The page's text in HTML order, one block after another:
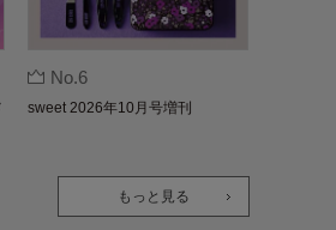
No.6
sweet 2026年10月号増刊
もっと見る